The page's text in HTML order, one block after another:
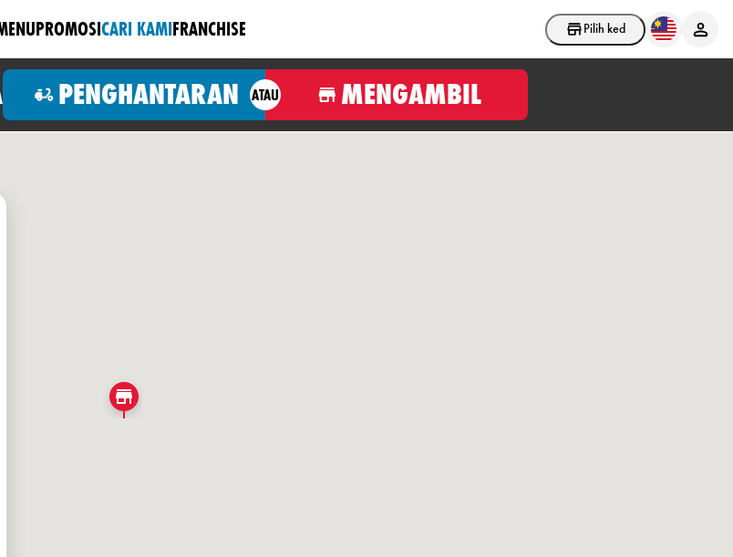
Pilih kedai
PROMOSICARI KAMIFRANCHISE
PENGHANTARAN ATAU MENGAMBIL